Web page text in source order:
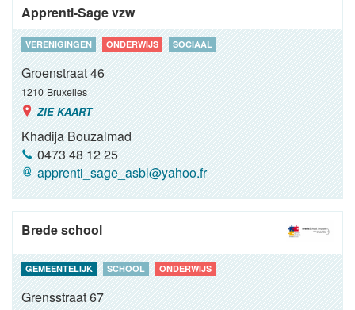
Apprenti-Sage vzw
VERENIGINGEN ONDERWIJS SOCIAAL
Groenstraat 46
1210 Bruxelles
ZIE KAART
Khadija Bouzalmad
0473 48 12 25
apprenti_sage_asbl@yahoo.fr
Brede school
GEMEENTELIJK SCHOOL ONDERWIJS
Grensstraat 67